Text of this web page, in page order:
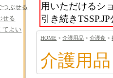
用いただけるシ
引き続き
HOME >介護用品 >介護食 >
介護用品
つぶせる
せる
てよい